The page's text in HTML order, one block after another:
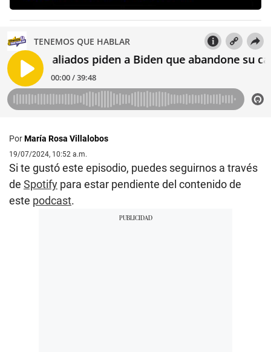
PorMaría Rosa Villalobos
19/07/2024, 10:52 a.m.
Si te gustó este episodio, puedes seguirnos a través
de Spotify para estar pendiente del contenido de
este podcast.